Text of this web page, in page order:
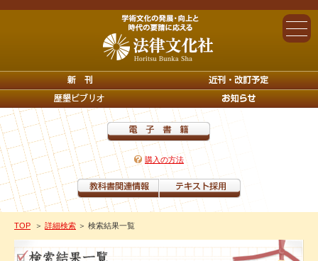
購入の方法
TOP ＞ 詳細検索 ＞ 検索結果一覧